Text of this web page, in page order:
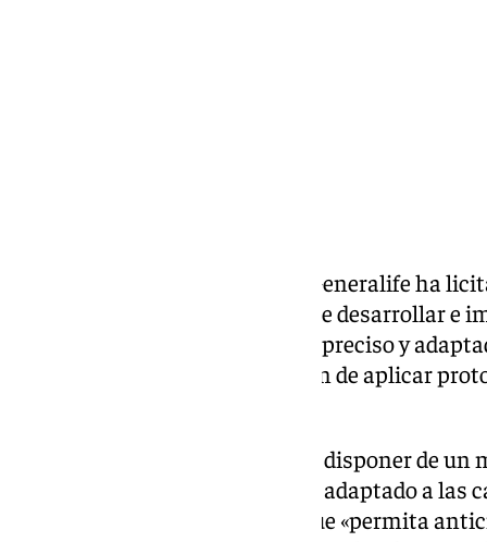
El Patronato de la Alhambra y Generalife ha
especializada que se encargue de desarrollar e
predicción meteorológica «más preciso y
conjunto monumental con el fin de aplicar
La asistencia técnica permitirá disponer de un
meteorológica específicamente adaptado a
monumental de la Alhambra que «permita